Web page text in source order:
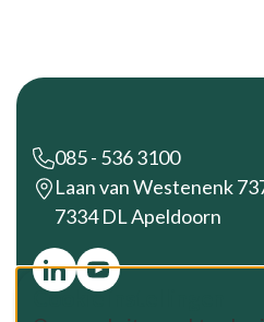
Cookie instellingen
Footer
085 - 536 3100
Laan van Westenenk
7334 DL Apeldoorn